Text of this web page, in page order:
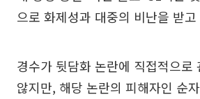
으로 화제성과 대중의 비난을 받고
경수가 뒷담화 논란에 직접적으로
않지만, 해당 논란의 피해자인 순